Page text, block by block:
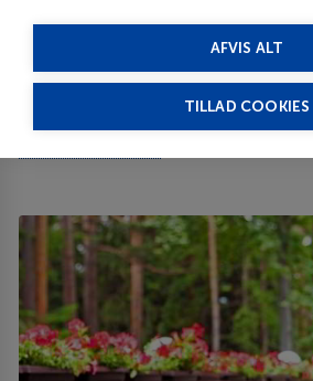
AFVIS ALT
TILLAD COOKIES
Borovets Lion
Lion Borovetz